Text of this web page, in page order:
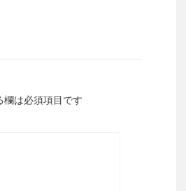
欄は必須項目です